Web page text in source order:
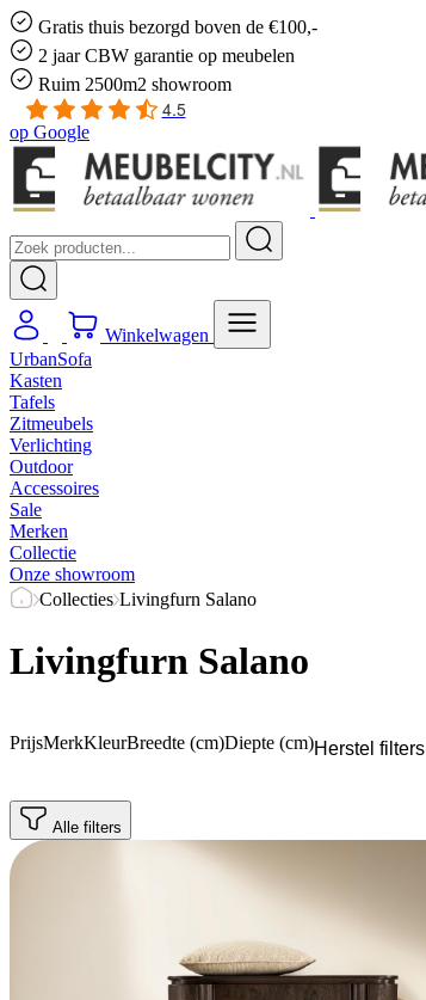
Gratis thuis bezorgd boven de €100,-
2 jaar CBW garantie op meubelen
Ruim 2500m2 showroom
4.5
op Google
Winkelwagen
UrbanSofa
Kasten
Tafels
Zitmeubels
Verlichting
Outdoor
Accessoires
Sale
Merken
Collectie
Onze showroom
Collecties Livingfurn Salano
Livingfurn Salano
PrijsMerkKleurBreedte (cm)Diepte (cm)Herstel filters
Alle filters